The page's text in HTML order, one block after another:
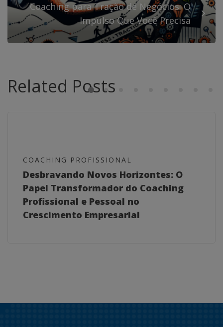
Coaching para Tração de Negócios: O
Impulso Que Você Precisa
Related Posts
COACHING PROFISSIONAL
Desbravando Novos Horizontes: O
Papel Transformador do Coaching
Profissional e Pessoal no
Crescimento Empresarial